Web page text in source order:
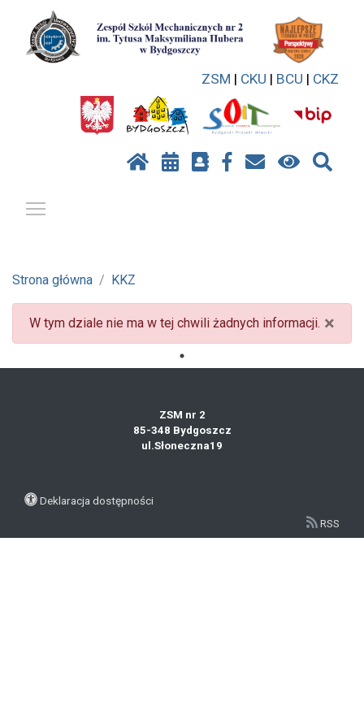
ZSM | CKU | BCU | CKZ
Strona główna KKZ
×
W tym dziale nie ma w tej chwili żadnych informacji.
ZSM nr 2
85-348 Bydgoszcz
ul.Słoneczna19
Deklaracja dostępności
RSS